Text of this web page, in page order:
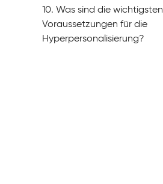
10. Was sind die wichtigsten
Voraussetzungen für die
Hyperpersonalisierung?